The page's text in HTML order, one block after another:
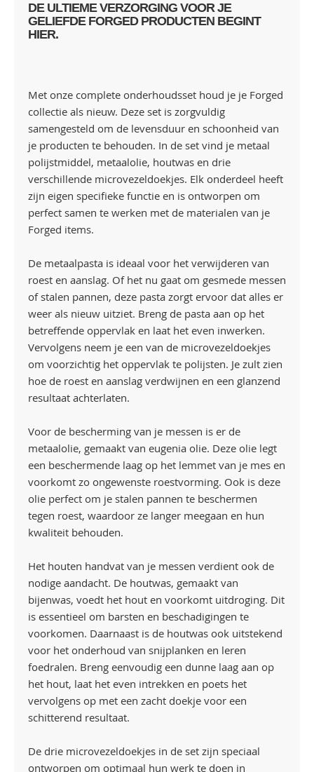
DE ULTIEME VERZORGING VOOR JE
GELIEFDE FORGED PRODUCTEN BEGINT
HIER.
Met onze complete onderhoudsset houd je je Forged
collectie als nieuw. Deze set is zorgvuldig
samengesteld om de levensduur en schoonheid van
je producten te behouden. In de set vind je metaal
polijstmiddel, metaalolie, houtwas en drie
verschillende microvezeldoekjes. Elk onderdeel heeft
zijn eigen specifieke functie en is ontworpen om
perfect samen te werken met de materialen van je
Forged items.
De metaalpasta is ideaal voor het verwijderen van
roest en aanslag. Of het nu gaat om gesmede messen
of stalen pannen, deze pasta zorgt ervoor dat alles er
weer als nieuw uitziet. Breng de pasta aan op het
betreffende oppervlak en laat het even inwerken.
Vervolgens neem je een van de microvezeldoekjes
om voorzichtig het oppervlak te polijsten. Je zult zien
hoe de roest en aanslag verdwijnen en een glanzend
resultaat achterlaten.
Voor de bescherming van je messen is er de
metaalolie, gemaakt van eugenia olie. Deze olie legt
een beschermende laag op het lemmet van je mes en
voorkomt zo ongewenste roestvorming. Ook is deze
olie perfect om je stalen pannen te beschermen
tegen roest, waardoor ze langer meegaan en hun
kwaliteit behouden.
Het houten handvat van je messen verdient ook de
nodige aandacht. De houtwas, gemaakt van
bijenwas, voedt het hout en voorkomt uitdroging. Dit
is essentieel om barsten en beschadigingen te
voorkomen. Daarnaast is de houtwas ook uitstekend
voor het onderhoud van snijplanken en leren
foedralen. Breng eenvoudig een dunne laag aan op
het hout, laat het even intrekken en poets het
vervolgens op met een zacht doekje voor een
schitterend resultaat.
De drie microvezeldoekjes in de set zijn speciaal
ontworpen om optimaal hun werk te doen in